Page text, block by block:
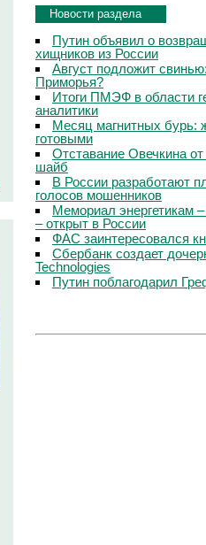
Новости раздела
Путин объявил о
хищников из России
Август подложит
Приморья?
Итоги ПМЭФ в области
аналитики
Месяц магнитных бурь:
готовыми
Отставание Овечкина
шайб
В России разработают
голосов мошенников
Мемориал энергетикам
– открыт в России
ФАС заинтересовался
Сбербанк создает
Technologies
Путин поблагодарил